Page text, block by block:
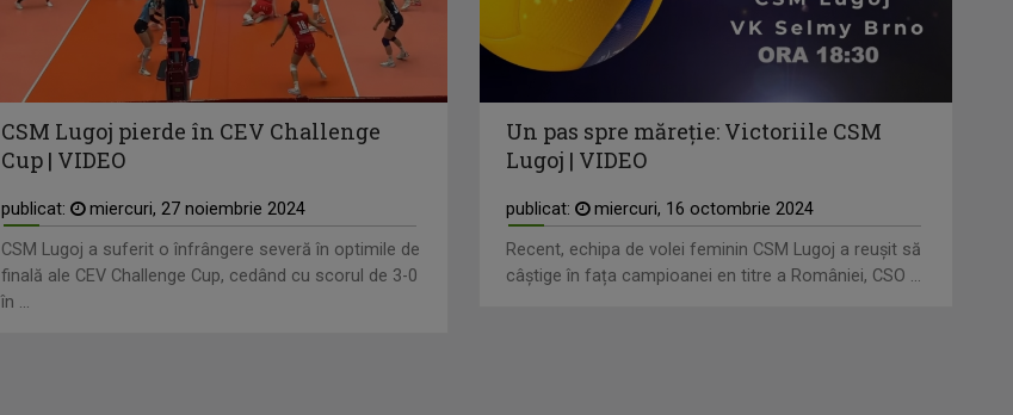
CSM Lugoj pierde în CEV Challenge
Cup | VIDEO
publicat:
miercuri, 27 noiembrie 2024
CSM Lugoj a suferit o înfrângere severă în optimile de
finală ale CEV Challenge Cup, cedând cu scorul de 3-0
în ...
Un pas spre măreție: Victoriile CSM
Lugoj | VIDEO
publicat:
miercuri, 16 octombrie 2024
Recent, echipa de volei feminin CSM Lugoj a reușit să
câștige în fața campioanei en titre a României, CSO ...